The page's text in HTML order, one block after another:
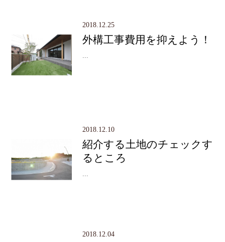
2018.12.25
外構工事費用を抑えよう！
2018.12.10
紹介する土地のチェックす
るところ
2018.12.04